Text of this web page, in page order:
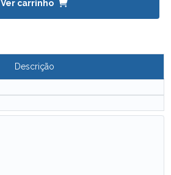
Ver carrinho
Descrição